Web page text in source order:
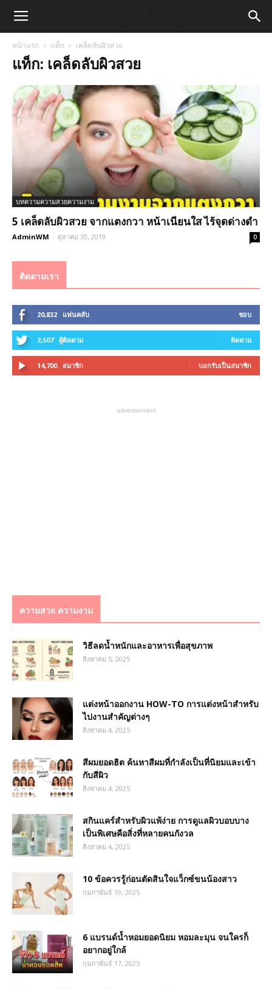
หน้าแรก แท็ก เคล็ดลับผิวสวย
แท็ก: เคล็ดลับผิวสวย
บทความความสวยความงาม
5 เคล็ดลับผิวสวย จากแตงกวา หน้าเนียนใส ไร้จุดด่างดำ
AdminWM - ตุลาคม 30, 2019 0
ติดตามเรา
20,832 แฟนคลับ ชอบ
2,507 ผู้ติดตาม ติดตาม
14,700 สมาชิก บอกรับเป็นสมาชิก
advertisement
ความสวย ความงาม
วิธีลดน้ำหนักและอาหารเพื่อสุขภาพ
สิงหาคม 5, 2025
แต่งหน้าออกงาน HOW-TO การแต่งหน้าสำหรับ
ไปงานสำคัญต่างๆ
สิงหาคม 4, 2025
สีผมยอดฮิต ค้นหาสีผมที่กำลังเป็นที่นิยมและเข้า
กับสีผิว
สิงหาคม 4, 2025
สกินแคร์สำหรับผิวแพ้ง่าย การดูแลผิวบอบบาง
เป็นพิเศษคือสิ่งที่หลายคนกังวล
สิงหาคม 4, 2025
10 ข้อควรรู้ก่อนตัดสินใจแว็กซ์ขนน้องสาว
กุมภาพันธ์ 19, 2025
6 แบรนด์น้ำหอมยอดนิยม หอมละมุน จนใครก็
อยากอยู่ใกล้
กุมภาพันธ์ 17, 2025